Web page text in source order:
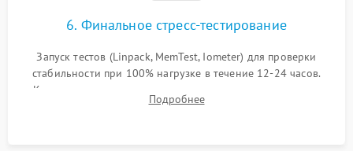
6. Финальное стресс-тестирование
Запуск тестов (Linpack, MemTest, Iometer) для проверки
стабильности при 100% нагрузке в течение 12-24 часов.
Контроль температурных режимов, проверка отсутствия
троттлинга и подготовка сервера к выдаче.
Подробнее